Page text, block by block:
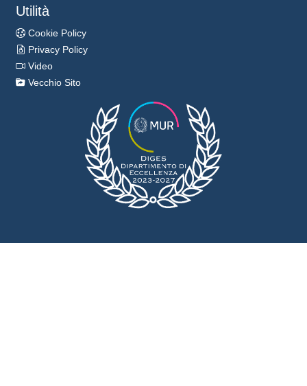
Utilità
Cookie Policy
Privacy Policy
Video
Vecchio Sito